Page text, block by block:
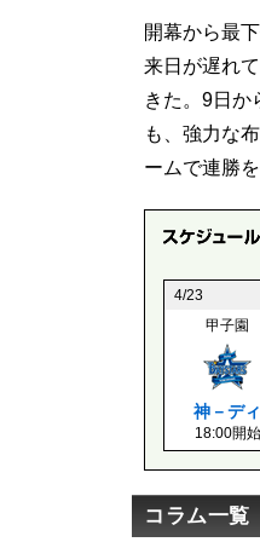
開幕から最
来日が遅れ
きた。9日か
も、強力な
ームで連勝を
4/23
甲子園
神－ディ
18:00開始
コラム一覧